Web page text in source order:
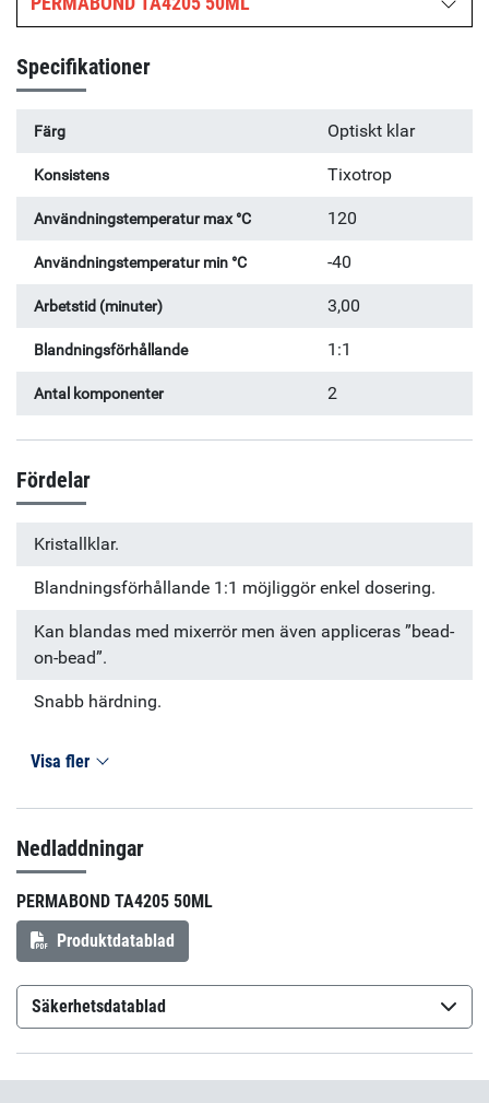
Specifikationer
Färg Optiskt klar
Konsistens Tixotrop
Användningstemperatur max °C 120
Användningstemperatur min °C -40
Arbetstid (minuter) 3,00
Blandningsförhållande 1:1
Antal komponenter 2
Fördelar
Kristallklar.
Blandningsförhållande 1:1 möjliggör enkel dosering.
Kan blandas med mixerrör men även appliceras ”bead-
on-bead”.
Snabb härdning.
Visa fler
Nedladdningar
PERMABOND TA4205 50ML
Produktdatablad
Säkerhetsdatablad
Permabond TA4205 A (sv-SE)